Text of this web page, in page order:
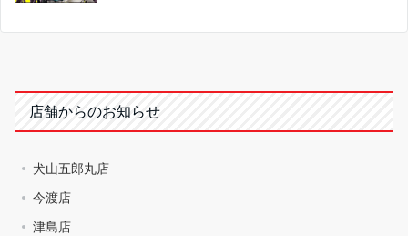
店舗からのお知らせ
犬山五郎丸店
今渡店
津島店